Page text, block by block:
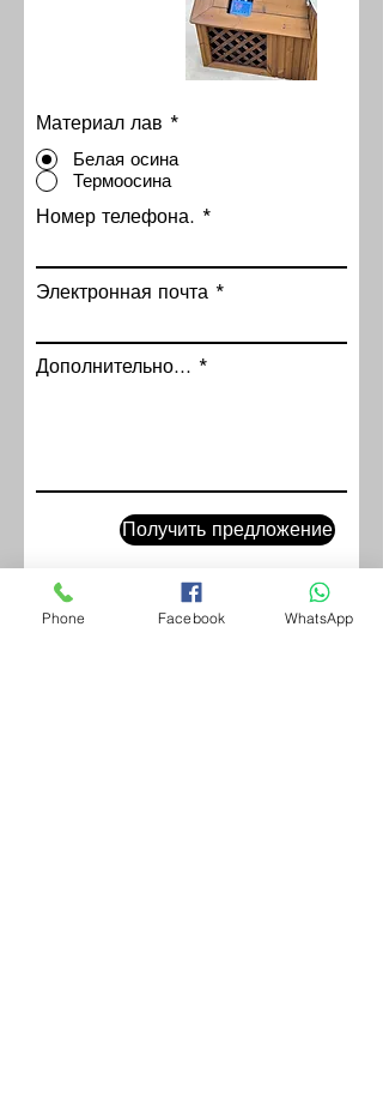
Материал лав *
Белая осина
Термоосина
Номер телефона.
Электронная почта
Дополнительно...
Получить предложение
Phone Facebook WhatsApp